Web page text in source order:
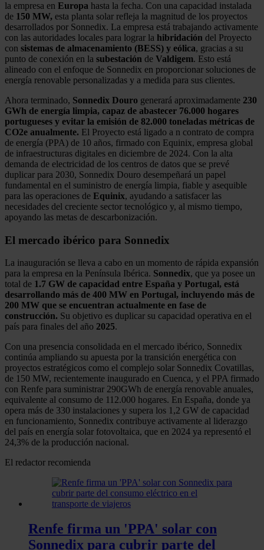
la empresa en Europa hasta la fecha. Con una capacidad instalada
de 150 MW, esta planta solar refleja la magnitud de los proyectos
desarrollados por Sonnedix. La empresa está trabajando activamente
con las autoridades locales para lograr la hibridación del Proyecto
con sistemas de almacenamiento (BESS) y eólica, gracias a su
punto de conexión en la subestación de Valdigem. Esto está
alineado con el enfoque de Sonnedix en proporcionar soluciones de
energía renovable personalizadas y a medida para sus clientes.
Ahora terminado, Sonnedix Douro generará aproximadamente 230
GWh de energía limpia, capaz de abastecer 76.000 hogares
portugueses y evitar la emisión de 82.000 toneladas métricas de
CO2e anualmente. El Proyecto está ligado a n contrato de compra
de energía (PPA) de 10 años, firmado con Equinix, empresa global
de infraestructuras digitales en diciembre de 2024. Con la alta
demanda de electricidad de los centros de datos que se prevé
duplicar para 2030, Sonnedix Douro desempeñará un papel
fundamental en el suministro de energía limpia, fiable y asequible
para las operaciones de Equinix, ayudando a satisfacer las
necesidades del creciente sector tecnológico y, al mismo tiempo,
apoyando las metas de descarbonización.
El mercado ibérico para Sonnedix
La inauguración se lleva a cabo en un momento de rápida expansión
para la empresa en la Península Ibérica. Sonnedix, que ya posee un
total de 1.7 GW de capacidad entre España y Portugal, está
desarrollando más de 400 MW en Portugal, incluyendo más de
200 MW que se encuentran actualmente en fase de
construcción. Su objetivo es duplicar su capacidad operativa en el
país para finales del año 2025.
Con una presencia consolidada en el mercado ibérico, Sonnedix
continúa ampliando su apuesta por la transición energética con
proyectos estratégicos como el complejo solar Sonnedix Covatillas,
de 150 MW, recientemente inaugurado en Cuenca, y el PPA firmado
con Renfe para suministrar 290GWh de energía renovable anuales,
equivalente al consumo de 112.000 hogares. En España, donde ya
opera más de 330 instalaciones y supera los 1,2 GW de capacidad
en funcionamiento, Sonnedix contribuye activamente al liderazgo
del país en energía solar fotovoltaica, que en 2024 ya representó el
24,3% de la producción nacional.
El redactor recomienda
Renfe firma un 'PPA' solar con
Sonnedix para cubrir parte del